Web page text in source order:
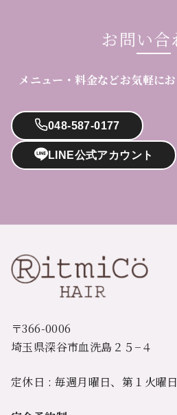
お問い合
メニュー・料金などお気軽に
048-587-0177
LINE公式アカウント
〒366-0006
埼玉県深谷市血洗島２５−４
定休日 : 毎週月曜日、第１火曜